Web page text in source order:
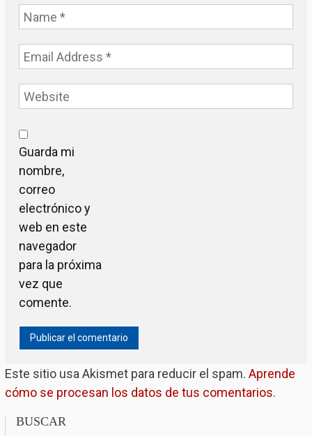
Guarda mi
nombre,
correo
electrónico y
web en este
navegador
para la próxima
vez que
comente.
Este sitio usa Akismet para reducir el spam. Aprende
cómo se procesan los datos de tus comentarios.
BUSCAR